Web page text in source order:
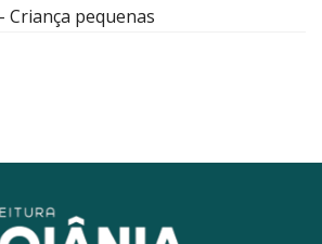
Criança pequenas